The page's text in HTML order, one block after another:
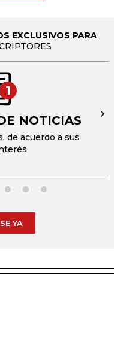
EXCLUSIVOS PARA
1
NOTICIAS
de acuerdo a sus
→
YA